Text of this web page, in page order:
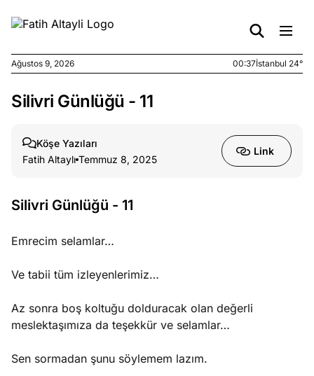
Ağustos
kirli
6, 2026
Ağustos
stok
Ağustos 9, 2026 00:37İstanbul 24°
Silivri Günlüğü - 11
Köşe Yazıları
Fatih Altaylı Temmuz 8, 2025
Link
Silivri Günlüğü - 11
Emrecim selamlar…
Ve tabii tüm izleyenlerimiz…
Az sonra boş koltuğu dolduracak olan değerli
meslektaşımıza da teşekkür ve selamlar…
Sen sormadan şunu söylemem lazım.